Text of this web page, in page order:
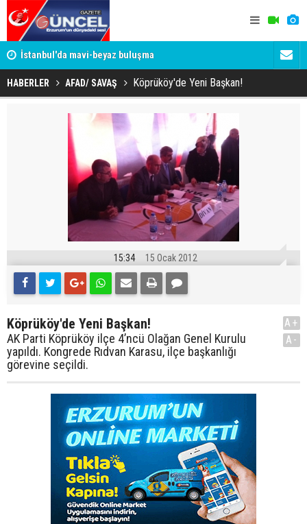
İstanbul'da mavi-beyaz buluşma
HABERLER AFAD/ SAVAŞ Köprüköy'de Yeni Başkan!
15:34 15 Ocak 2012
Köprüköy'de Yeni Başkan!
AK Parti Köprüköy ilçe 4’ncü Olağan Genel Kurulu
yapıldı. Kongrede Rıdvan Karasu, ilçe başkanlığı
görevine seçildi.
A+
A-